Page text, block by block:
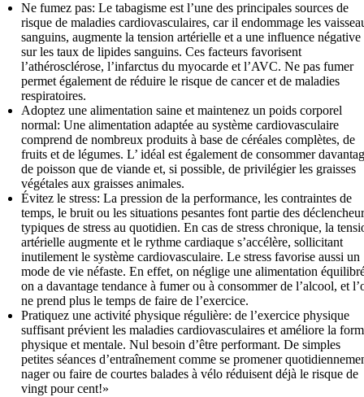
Ne fumez pas: Le tabagisme est l’une des principales sources de
risque de maladies cardiovasculaires, car il endommage les
sanguins, augmente la tension artérielle et a une influence négative
sur les taux de lipides sanguins. Ces facteurs favorisent
l’athérosclérose, l’infarctus du myocarde et l’AVC. Ne pas fumer
permet également de réduire le risque de cancer et de maladies
respiratoires.
Adoptez une alimentation saine et maintenez un poids corporel
normal: Une alimentation adaptée au système cardiovasculaire
comprend de nombreux produits à base de céréales complètes, de
fruits et de légumes. L’ idéal est également de consommer
de poisson que de viande et, si possible, de privilégier les graisses
végétales aux graisses animales.
Évitez le stress: La pression de la performance, les contraintes de
temps, le bruit ou les situations pesantes font partie des
typiques de stress au quotidien. En cas de stress chronique, la
artérielle augmente et le rythme cardiaque s’accélère, sollicitant
inutilement le système cardiovasculaire. Le stress favorise aussi un
mode de vie néfaste. En effet, on néglige une alimentation
on a davantage tendance à fumer ou à consommer de l’alcool, et
ne prend plus le temps de faire de l’exercice.
Pratiquez une activité physique régulière: de l’exercice physique
suffisant prévient les maladies cardiovasculaires et améliore la
physique et mentale. Nul besoin d’être performant. De simples
petites séances d’entraînement comme se promener
nager ou faire de courtes balades à vélo réduisent déjà le risque de
vingt pour cent!»